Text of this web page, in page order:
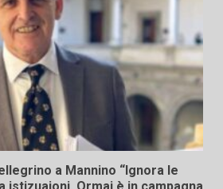
a Mannino “Ignora le